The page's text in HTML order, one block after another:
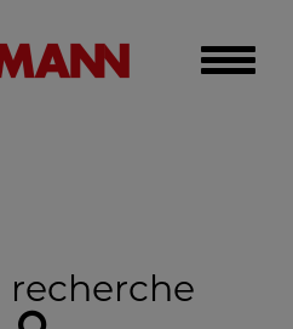
Toggle
recherche